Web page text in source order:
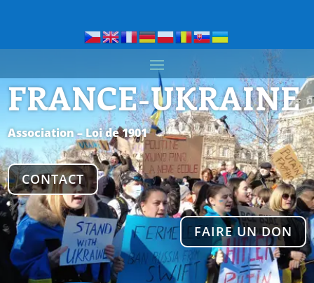
FRANCE-UKRAINE
Association – Loi de 1901
CONTACT
FAIRE UN DON